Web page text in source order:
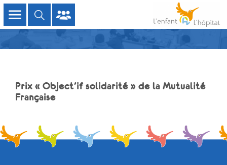
Prix « Object’if solidarité » de la Mutualité
Française